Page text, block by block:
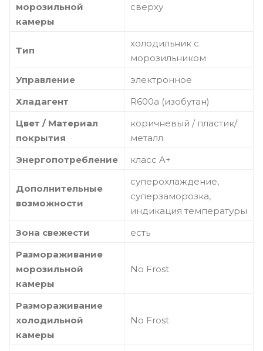
морозильной
камеры
сверху
Тип
холодильник с
морозильником
Управление
электронное
Хладагент
R600a (изобутан)
Цвет / Материал
покрытия
коричневый / пластик/
металл
Энергопотребление
класс A+
Дополнительные
возможности
суперохлаждение,
суперзаморозка,
индикация температуры
Зона свежести
есть
Размораживание
морозильной
камеры
No Frost
Размораживание
холодильной
камеры
No Frost